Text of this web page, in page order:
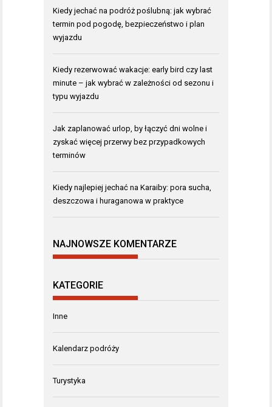
Kiedy jechać na podróż poślubną: jak wybrać
termin pod pogodę, bezpieczeństwo i plan
wyjazdu
Kiedy rezerwować wakacje: early bird czy last
minute – jak wybrać w zależności od sezonu i
typu wyjazdu
Jak zaplanować urlop, by łączyć dni wolne i
zyskać więcej przerwy bez przypadkowych
terminów
Kiedy najlepiej jechać na Karaiby: pora sucha,
deszczowa i huraganowa w praktyce
NAJNOWSZE KOMENTARZE
KATEGORIE
Inne
Kalendarz podróży
Turystyka